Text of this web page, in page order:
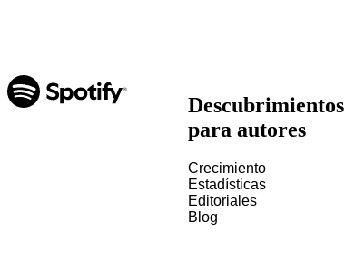
Descubrimientos
para autores
Crecimiento
Estadísticas
Editoriales
Blog